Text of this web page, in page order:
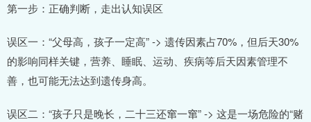
第一步：正确判断，走出认知误区
误区一：“父母高，孩子一定高” -> 遗传因素占70%，但后天30%
的影响同样关键，营养、睡眠、运动、疾病等后天因素管理不
善，也可能无法达到遗传身高。
误区二：“孩子只是晚长，二十三还窜一窜” -> 这是一场危险的“赌